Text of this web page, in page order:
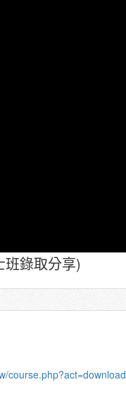
錄取分享)
course.php?act=download